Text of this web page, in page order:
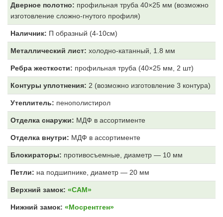
Дверное полотно: профильная труба 40×25 мм (возможно
изготовление сложно-гнутого профиля)
Наличник: П образный (4-10см)
Металлический лист: холодно-катанный, 1.8 мм
Ребра жесткости: профильная труба (40×25 мм, 2 шт)
Контуры уплотнения: 2 (возможно изготовление 3 контура)
Утеплитель: пенополистирол
Отделка снаружи: МДФ в ассортименте
Отделка внутри: МДФ в ассортименте
Блокираторы: противосъемные, диаметр — 10 мм
Петли: на подшипнике, диаметр — 20 мм
Верхний замок: «САМ»
Нижний замок: «Мосрентген»